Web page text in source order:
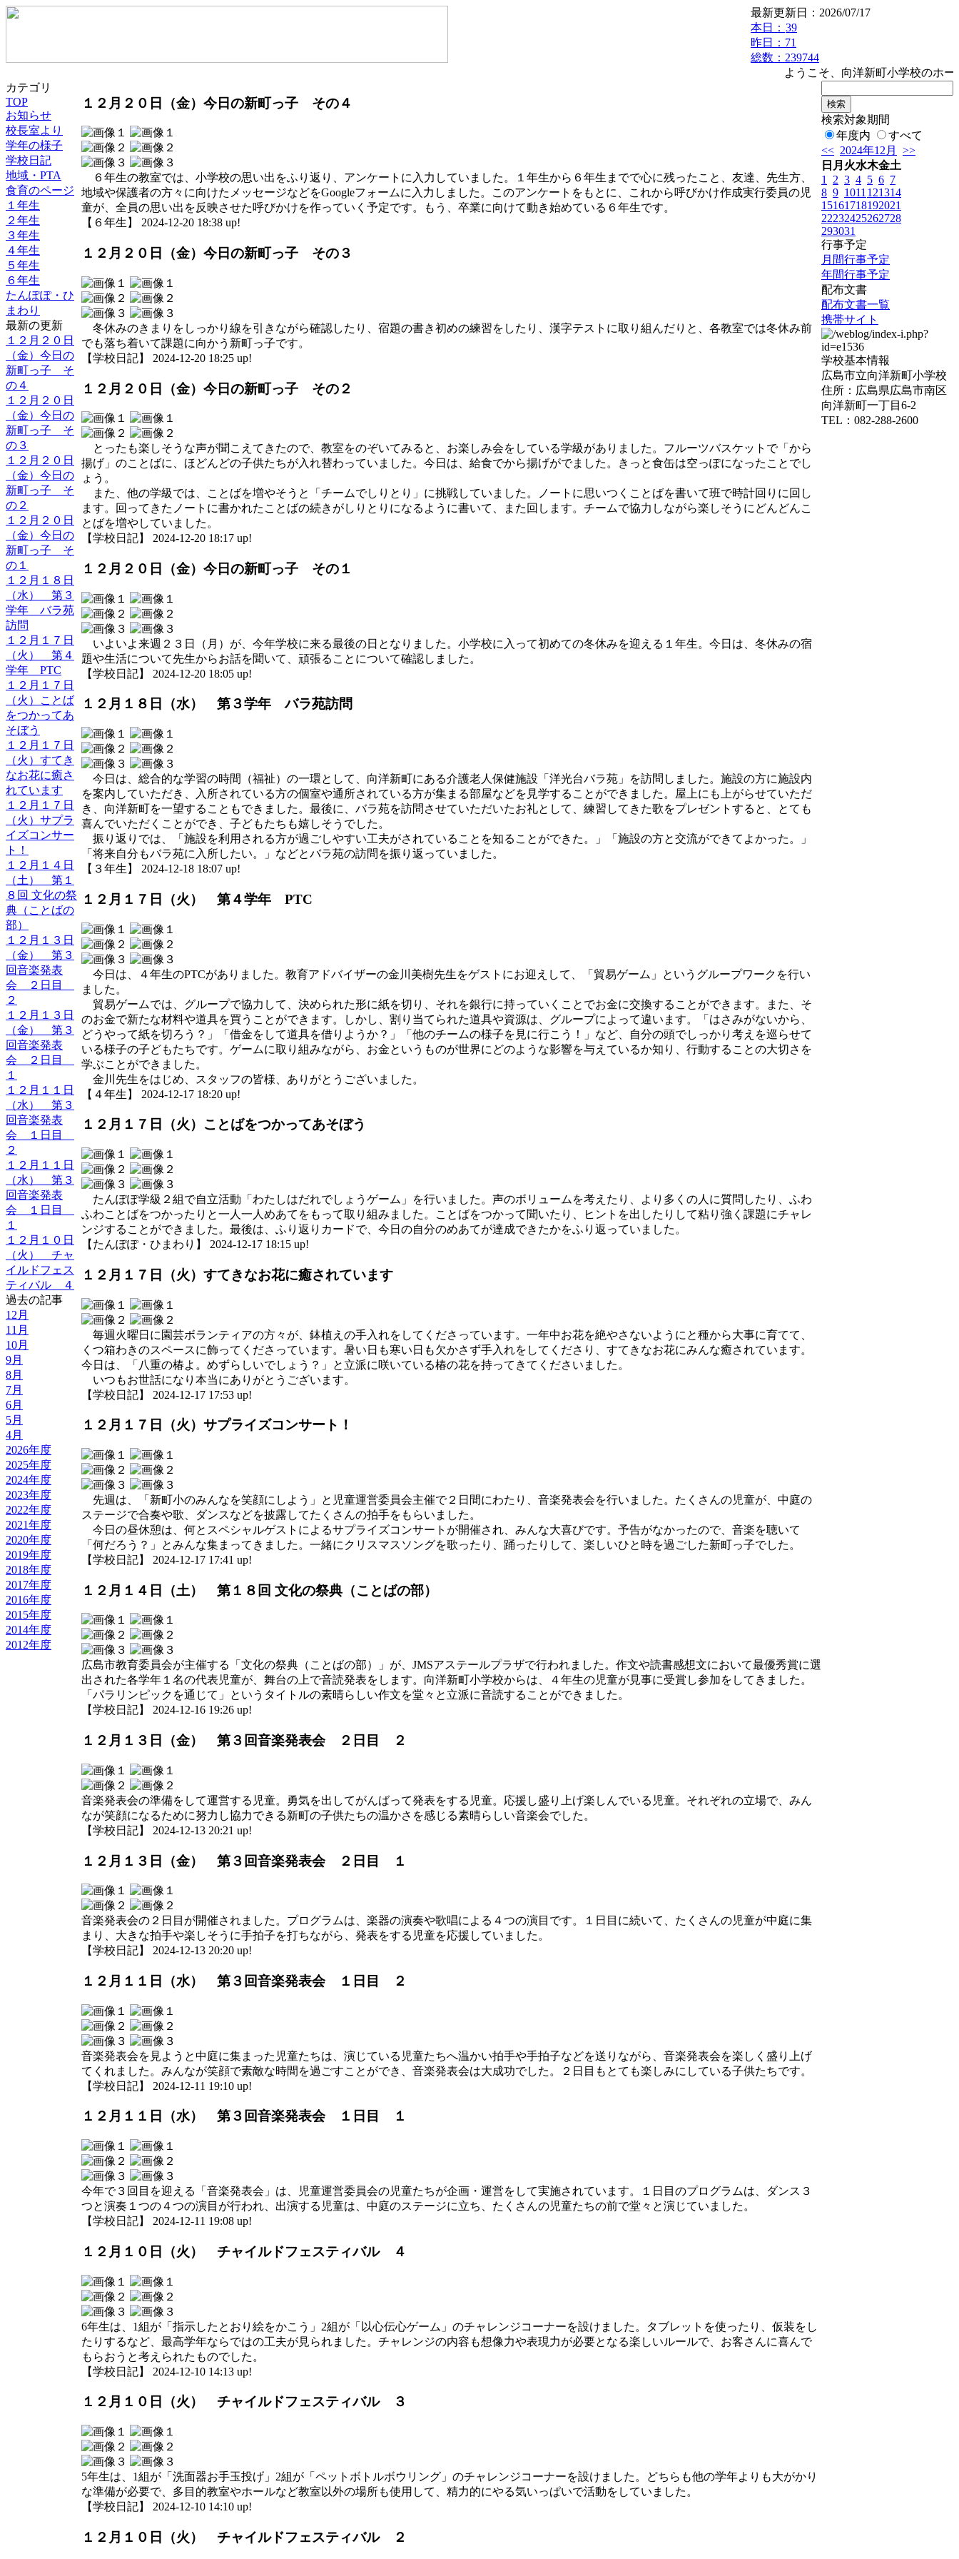
最新更新日：2026/07/17
本日： 39
昨日：71
総数：239744
ようこそ、向洋新町小学校のホーム
カテゴリ
TOP
お知らせ
校長室より
学年の様子
学校日記
地域・PTA
食育のページ
１年生
２年生
３年生
４年生
５年生
６年生
たんぽぽ・ひ
まわり
最新の更新
１２月２０日
（金）今日の
新町っ子 そ
の４
１２月２０日
（金）今日の
新町っ子 そ
の３
１２月２０日
（金）今日の
新町っ子 そ
の２
１２月２０日
（金）今日の
新町っ子 そ
の１
１２月１８日
（水） 第３
学年 バラ苑
訪問
１２月１７日
（火） 第４
学年 PTC
１２月１７日
（火）ことば
をつかってあ
そぼう
１２月１７日
（火）すてき
なお花に癒さ
れています
１２月１７日
（火）サプラ
イズコンサー
ト！
１２月１４日
（土） 第１
８回 文化の祭
典（ことばの
部）
１２月１３日
（金） 第３
回音楽発表
会 ２日目
２
１２月１３日
（金） 第３
回音楽発表
会 ２日目
１
１２月１１日
（水） 第３
回音楽発表
会 １日目
２
１２月１１日
（水） 第３
回音楽発表
会 １日目
１
１２月１０日
（火） チャ
イルドフェス
ティバル ４
過去の記事
12月
11月
10月
9月
8月
7月
6月
5月
4月
2026年度
2025年度
2024年度
2023年度
2022年度
2021年度
2020年度
2019年度
2018年度
2017年度
2016年度
2015年度
2014年度
2012年度
１２月２０日（金）今日の新町っ子 その４
６年生の教室では、小学校の思い出をふり返り、アンケートに入力していました。１年生から６年生までで心に残ったこと、友達、先生方、
地域や保護者の方々に向けたメッセージなどをGoogleフォームに入力しました。このアンケートをもとに、これから呼びかけ作成実行委員の児
童が、全員の思い出を反映させた呼びかけを作っていく予定です。もう、卒業に向けて動き始めている６年生です。
【６年生】 2024-12-20 18:38 up!
１２月２０日（金）今日の新町っ子 その３
冬休みのきまりをしっかり線を引きながら確認したり、宿題の書き初めの練習をしたり、漢字テストに取り組んだりと、各教室では冬休み前
でも落ち着いて課題に向かう新町っ子です。
【学校日記】 2024-12-20 18:25 up!
１２月２０日（金）今日の新町っ子 その２
とったも楽しそうな声が聞こえてきたので、教室をのぞいてみると、お楽しみ会をしている学級がありました。フルーツバスケットで「から
揚げ」のことばに、ほどんどの子供たちが入れ替わっていました。今日は、給食でから揚げがでました。きっと食缶は空っぽになったことでし
ょう。
また、他の学級では、ことばを増やそうと「チームでしりとり」に挑戦していました。ノートに思いつくことばを書いて班で時計回りに回し
ます。回ってきたノートに書かれたことばの続きがしりとりになるように書いて、また回します。チームで協力しながら楽しそうにどんどんこ
とばを増やしていました。
【学校日記】 2024-12-20 18:17 up!
１２月２０日（金）今日の新町っ子 その１
いよいよ来週２３日（月）が、今年学校に来る最後の日となりました。小学校に入って初めての冬休みを迎える１年生。今日は、冬休みの宿
題や生活について先生からお話を聞いて、頑張ることについて確認しました。
【学校日記】 2024-12-20 18:05 up!
１２月１８日（水） 第３学年 バラ苑訪問
今日は、総合的な学習の時間（福祉）の一環として、向洋新町にある介護老人保健施設「洋光台バラ苑」を訪問しました。施設の方に施設内
を案内していただき、入所されている方の個室や通所されている方が集まる部屋などを見学することができました。屋上にも上がらせていただ
き、向洋新町を一望することもできました。最後に、バラ苑を訪問させていただいたお礼として、練習してきた歌をプレゼントすると、とても
喜んでいただくことができ、子どもたちも嬉しそうでした。
振り返りでは、「施設を利用される方が過ごしやすい工夫がされていることを知ることができた。」「施設の方と交流ができてよかった。」
「将来自分もバラ苑に入所したい。」などとバラ苑の訪問を振り返っていました。
【３年生】 2024-12-18 18:07 up!
１２月１７日（火） 第４学年 PTC
今日は、４年生のPTCがありました。教育アドバイザーの金川美樹先生をゲストにお迎えして、「貿易ゲーム」というグループワークを行い
ました。
貿易ゲームでは、グループで協力して、決められた形に紙を切り、それを銀行に持っていくことでお金に交換することができます。また、そ
のお金で新たな材料や道具を買うことができます。しかし、割り当てられた道具や資源は、グループによって違います。「はさみがないから、
どうやって紙を切ろう？」「借金をして道具を借りようか？」「他のチームの様子を見に行こう！」など、自分の頭でしっかり考えを巡らせて
いる様子の子どもたちです。ゲームに取り組みながら、お金というものが世界にどのような影響を与えているか知り、行動することの大切さを
学ぶことができました。
金川先生をはじめ、スタッフの皆様、ありがとうございました。
【４年生】 2024-12-17 18:20 up!
１２月１７日（火）ことばをつかってあそぼう
たんぽぽ学級２組で自立活動「わたしはだれでしょうゲーム」を行いました。声のボリュームを考えたり、より多くの人に質問したり、ふわ
ふわことばをつかったりと一人一人めあてをもって取り組みました。ことばをつかって聞いたり、ヒントを出したりして粘り強く課題にチャレ
ンジすることができました。最後は、ふり返りカードで、今日の自分のめあてが達成できたかをふり返っていました。
【たんぽぽ・ひまわり】 2024-12-17 18:15 up!
１２月１７日（火）すてきなお花に癒されています
毎週火曜日に園芸ボランティアの方々が、鉢植えの手入れをしてくださっています。一年中お花を絶やさないようにと種から大事に育てて、
くつ箱わきのスペースに飾ってくださっています。暑い日も寒い日も欠かさず手入れをしてくださり、すてきなお花にみんな癒されています。
今日は、「八重の椿よ。めずらしいでしょう？」と立派に咲いている椿の花を持ってきてくださいました。
いつもお世話になり本当にありがとうございます。
【学校日記】 2024-12-17 17:53 up!
１２月１７日（火）サプライズコンサート！
先週は、「新町小のみんなを笑顔にしよう」と児童運営委員会主催で２日間にわたり、音楽発表会を行いました。たくさんの児童が、中庭の
ステージで合奏や歌、ダンスなどを披露してたくさんの拍手をもらいました。
今日の昼休憩は、何とスペシャルゲストによるサプライズコンサートが開催され、みんな大喜びです。予告がなかったので、音楽を聴いて
「何だろう？」とみんな集まってきました。一緒にクリスマスソングを歌ったり、踊ったりして、楽しいひと時を過ごした新町っ子でした。
【学校日記】 2024-12-17 17:41 up!
１２月１４日（土） 第１８回 文化の祭典（ことばの部）
広島市教育委員会が主催する「文化の祭典（ことばの部）」が、JMSアステールプラザで行われました。作文や読書感想文において最優秀賞に選
出された各学年１名の代表児童が、舞台の上で音読発表をします。向洋新町小学校からは、４年生の児童が見事に受賞し参加をしてきました。
「パラリンピックを通じて」というタイトルの素晴らしい作文を堂々と立派に音読することができました。
【学校日記】 2024-12-16 19:26 up!
１２月１３日（金） 第３回音楽発表会 ２日目 ２
音楽発表会の準備をして運営する児童。勇気を出してがんばって発表をする児童。応援し盛り上げ楽しんでいる児童。それぞれの立場で、みん
なが笑顔になるために努力し協力できる新町の子供たちの温かさを感じる素晴らしい音楽会でした。
【学校日記】 2024-12-13 20:21 up!
１２月１３日（金） 第３回音楽発表会 ２日目 １
音楽発表会の２日目が開催されました。プログラムは、楽器の演奏や歌唱による４つの演目です。１日目に続いて、たくさんの児童が中庭に集
まり、大きな拍手や楽しそうに手拍子を打ちながら、発表をする児童を応援していました。
【学校日記】 2024-12-13 20:20 up!
１２月１１日（水） 第３回音楽発表会 １日目 ２
音楽発表会を見ようと中庭に集まった児童たちは、演じている児童たちへ温かい拍手や手拍子などを送りながら、音楽発表会を楽しく盛り上げ
てくれました。みんなが笑顔で素敵な時間を過ごすことができ、音楽発表会は大成功でした。２日目もとても楽しみにしている子供たちです。
【学校日記】 2024-12-11 19:10 up!
１２月１１日（水） 第３回音楽発表会 １日目 １
今年で３回目を迎える「音楽発表会」は、児童運営委員会の児童たちが企画・運営をして実施されています。１日目のプログラムは、ダンス３
つと演奏１つの４つの演目が行われ、出演する児童は、中庭のステージに立ち、たくさんの児童たちの前で堂々と演じていました。
【学校日記】 2024-12-11 19:08 up!
１２月１０日（火） チャイルドフェスティバル ４
6年生は、1組が「指示したとおり絵をかこう」2組が「以心伝心ゲーム」のチャレンジコーナーを設けました。タブレットを使ったり、仮装をし
たりするなど、最高学年ならではの工夫が見られました。チャレンジの内容も想像力や表現力が必要となる楽しいルールで、お客さんに喜んで
もらおうと考えられたものでした。
【学校日記】 2024-12-10 14:13 up!
１２月１０日（火） チャイルドフェスティバル ３
5年生は、1組が「洗面器お手玉投げ」2組が「ペットボトルボウリング」のチャレンジコーナーを設けました。どちらも他の学年よりも大がかり
な準備が必要で、多目的教室やホールなど教室以外の場所も使用して、精力的にやる気いっぱいで活動をしていました。
【学校日記】 2024-12-10 14:10 up!
１２月１０日（火） チャイルドフェスティバル ２
検索対象期間
年度内
すべて
<< 2024年12月
>>
日 月 火水木金土
1
2 3 4 5 6 7
8 9 1011 121314
15161718192021
22232425262728
293031
行事予定
月間行事予定
年間行事予定
配布文書
配布文書一覧
携帯サイト
学校基本情報
広島市立向洋新町小学校
住所：広島県広島市南区
向洋新町一丁目6-2
TEL：082-288-2600